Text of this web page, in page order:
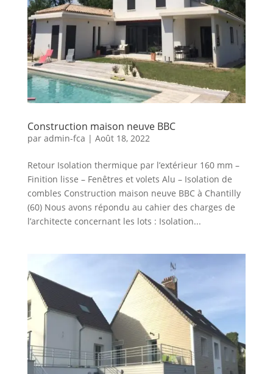
Construction maison neuve BBC
par admin-fca | Août 18, 2022
Retour Isolation thermique par l’extérieur 160 mm –
Finition lisse – Fenêtres et volets Alu – Isolation de
combles Construction maison neuve BBC à Chantilly
(60) Nous avons répondu au cahier des charges de
l’architecte concernant les lots : Isolation...